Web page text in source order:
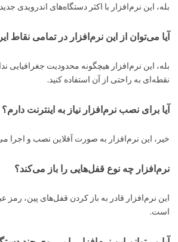
بله، این نرم‌افزار با اکثر دستگاه‌های اندرویدی
آیا می‌توان از این نرم‌افزار در تمامی نقاط
بله، این نرم‌افزار هیچگونه محدودیت جغرافیایی
نقطه‌ای به راحتی از آن استفاده کنید.
آیا برای نصب نرم‌افزار نیاز به اینترنت دارم؟
خیر، این نرم‌افزار به صورت آفلاین نصب و اجرا
نرم‌افزار چه نوع قفل‌هایی را باز می‌کند؟
این نرم‌افزار قادر به باز کردن قفل‌های پین، رمز
است.